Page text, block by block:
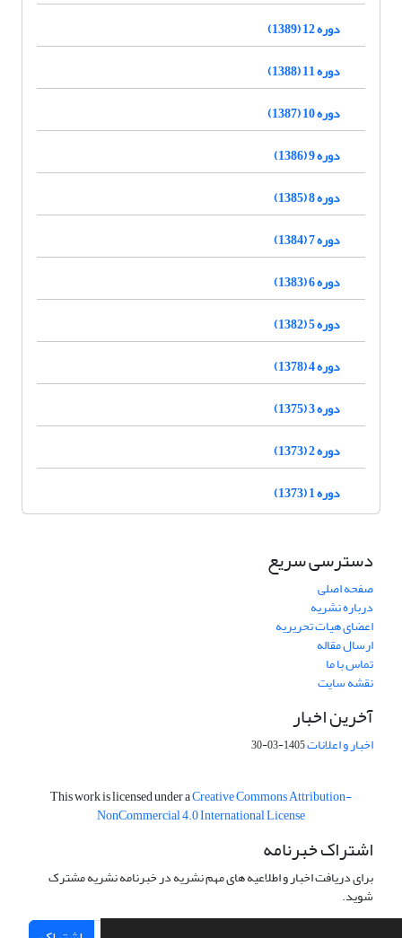
دوره 12 (1389)
دوره 11 (1388)
دوره 10 (1387)
دوره 9 (1386)
دوره 8 (1385)
دوره 7 (1384)
دوره 6 (1383)
دوره 5 (1382)
دوره 4 (1378)
دوره 3 (1375)
دوره 2 (1373)
دوره 1 (1373)
دسترسی سریع
صفحه اصلی
درباره نشریه
اعضای هیات تحریریه
ارسال مقاله
تماس با ما
نقشه سایت
آخرین اخبار
اخبار و اعلانات1405-03-30
This work is licensed under aCreative Commons Attribution-
NonCommercial 4.0 International License
اشتراک خبرنامه
برای دریافت اخبار و اطلاعیه های مهم نشریه در خبرنامه نشریه مشترک
شوید.